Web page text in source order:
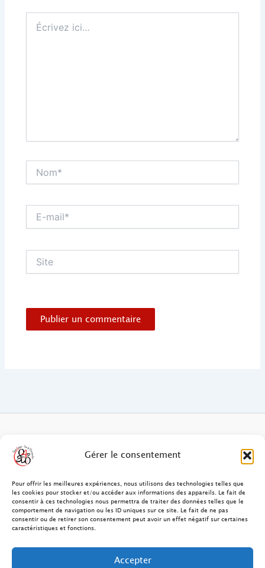
Gérer le consentement
Pour offrir les meilleures expériences, nous utilisons des technologies telles que
les cookies pour stocker et/ou accéder aux informations des appareils. Le fait de
consentir à ces technologies nous permettra de traiter des données telles que le
comportement de navigation ou les ID uniques sur ce site. Le fait de ne pas
consentir ou de retirer son consentement peut avoir un effet négatif sur certaines
caractéristiques et fonctions.
Accepter
ici…
mail*
Contact
FAQ Ostéopathie Humaine